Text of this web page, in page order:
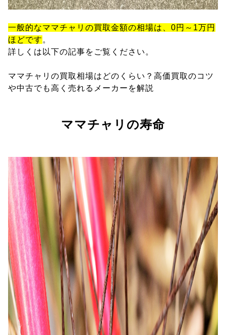
一般的なママチャリの買取金額の相場は、0円～1万円
ほどです 。
詳しくは以下の記事をご覧ください。
ママチャリの買取相場はどのくらい？高価買取のコツ
や中古でも高く売れるメーカーを解説
ママチャリの寿命